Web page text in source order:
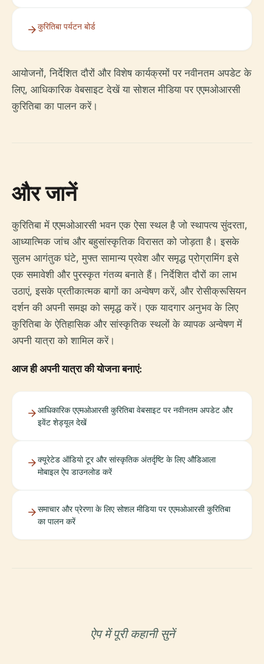
कुरितिबा पर्यटन बोर्ड
आयोजनों, निर्देशित दौरों और विशेष कार्यक्रमों पर नवीनतम अपडेट के
लिए, आधिकारिक वेबसाइट देखें या सोशल मीडिया पर एएमओआरसी
कुरितिबा का पालन करें।
और जानें
कुरितिबा में एएमओआरसी भवन एक ऐसा स्थल है जो स्थापत्य सुंदरता,
आध्यात्मिक जांच और बहुसांस्कृतिक विरासत को जोड़ता है। इसके
सुलभ आगंतुक घंटे, मुफ्त सामान्य प्रवेश और समृद्ध प्रोग्रामिंग इसे
एक समावेशी और पुरस्कृत गंतव्य बनाते हैं। निर्देशित दौरों का लाभ
उठाएं, इसके प्रतीकात्मक बागों का अन्वेषण करें, और रोसीक्रूसियन
दर्शन की अपनी समझ को समृद्ध करें। एक यादगार अनुभव के लिए
कुरितिबा के ऐतिहासिक और सांस्कृतिक स्थलों के व्यापक अन्वेषण में
अपनी यात्रा को शामिल करें।
आज ही अपनी यात्रा की योजना बनाएं:
आधिकारिक एएमओआरसी कुरितिबा वेबसाइट पर नवीनतम अपडेट और
इवेंट शेड्यूल देखें
क्यूरेटेड ऑडियो टूर और सांस्कृतिक अंतर्दृष्टि के लिए औडिआला
मोबाइल ऐप डाउनलोड करें
समाचार और प्रेरणा के लिए सोशल मीडिया पर एएमओआरसी कुरितिबा
का पालन करें
ऐप में पूरी कहानी सुनें